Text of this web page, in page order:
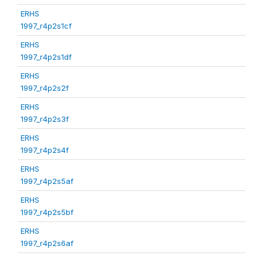
ERHS
1997_r4p2s1cf
ERHS
1997_r4p2s1df
ERHS
1997_r4p2s2f
ERHS
1997_r4p2s3f
ERHS
1997_r4p2s4f
ERHS
1997_r4p2s5af
ERHS
1997_r4p2s5bf
ERHS
1997_r4p2s6af